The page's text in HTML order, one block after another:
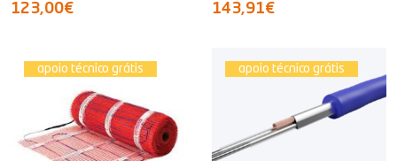
123,00€ 143,91€
apoio técnico grátis apoio técnico grátis